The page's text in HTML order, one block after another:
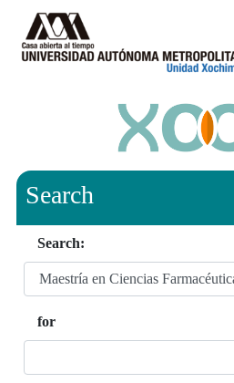
Search
Search:
for